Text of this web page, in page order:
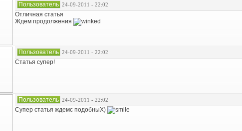
Пользователь 24-09-2011 - 22:02
Отличная статья
Ждем продолжения
Пользователь 24-09-2011 - 22:02
Статья супер!
Пользователь 24-09-2011 - 22:02
Супер статья ждемс подобныХ)